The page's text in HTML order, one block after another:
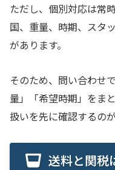
ただし、個別対応は常
国、重量、時期、スタ
があります。
そのため、問い合わせ
量」「希望時期」をま
扱いを先に確認するの
送料と関税